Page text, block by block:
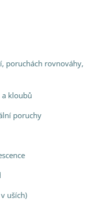
poruchách rovnováhy,
kloubů
poruchy
uších)